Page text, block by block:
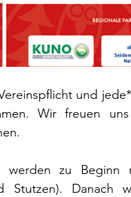
und
Wir freuen
werden zu Beginn
Stutzen). Danach